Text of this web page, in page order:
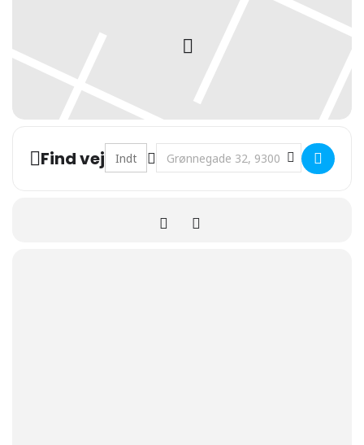
Find vej Address - Livemusik med Musikkorps Sæby
Destination Address - Livemusik